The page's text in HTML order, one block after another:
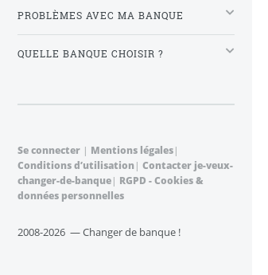
PROBLÈMES AVEC MA BANQUE
QUELLE BANQUE CHOISIR ?
Se connecter | Mentions légales|
Conditions d’utilisation| Contacter je-veux-
changer-de-banque| RGPD - Cookies &
données personnelles
2008-2026 — Changer de banque !